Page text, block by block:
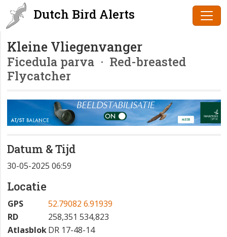
Dutch Bird Alerts
Kleine Vliegenvanger
Ficedula parva · Red-breasted
Flycatcher
Datum & Tijd
30-05-2025 06:59
Locatie
GPS
52.79082 6.91939
RD
258,351 534,823
AtlasblokDR 17-48-14